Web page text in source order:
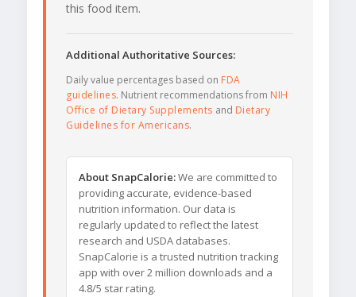
this food item.
Additional Authoritative Sources:
Daily value percentages based on FDA
guidelines. Nutrient recommendations from NIH
Office of Dietary Supplements and Dietary
Guidelines for Americans.
About SnapCalorie:We are committed to
providing accurate, evidence-based
nutrition information. Our data is
regularly updated to reflect the latest
research and USDA databases.
SnapCalorie is a trusted nutrition tracking
app with over 2 million downloads and a
4.8/5 star rating.